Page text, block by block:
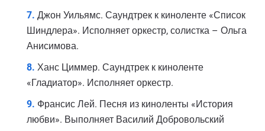
Джон Уильямс. Саундтрек к киноленте «Список
Шиндлера». Исполняет оркестр, солистка – Ольга
Анисимова.
Ханс Циммер. Саундтрек к киноленте
«Гладиатор». Исполняет оркестр.
Франсис Лей. Песня из киноленты «История
любви». Выполняет Василий Добровольский